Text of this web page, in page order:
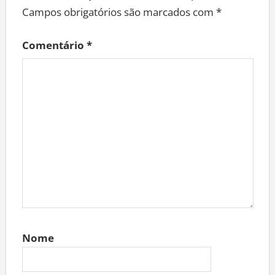
Campos obrigatórios são marcados com *
Comentário *
Nome